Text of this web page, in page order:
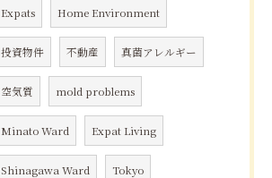
Expats Home Environment
投資物件 不動産 真菌アレルギー
空気質 mold problems
Minato Ward Expat Living
Shinagawa Ward Tokyo